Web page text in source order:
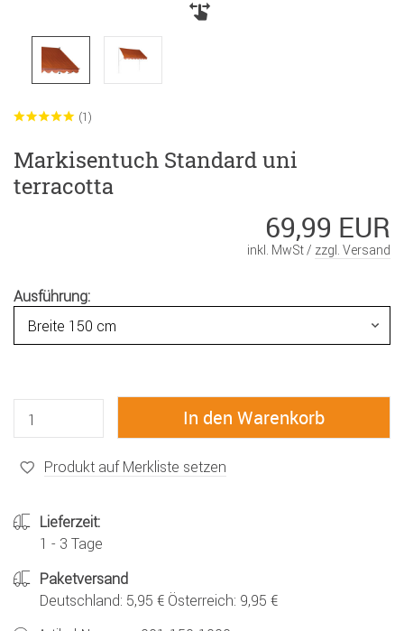
(1)
Markisentuch Standard uni
terracotta
69,99 EUR
inkl. MwSt / zzgl. Versand
Ausführung:
Produkt auf Merkliste setzen
Lieferzeit:
1 - 3 Tage
Paketversand
Deutschland: 5,95 € Österreich: 9,95 €